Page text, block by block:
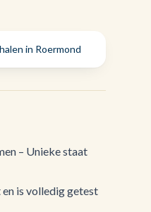
in Roermond
– Unieke staat
is volledig getest